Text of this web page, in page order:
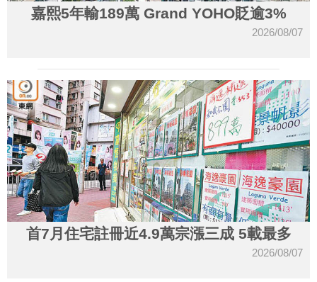
嘉熙5年輸189萬 Grand YOHO貶逾3%
2026/08/07
首7月住宅註冊近4.9萬宗漲三成 5載最多
2026/08/07